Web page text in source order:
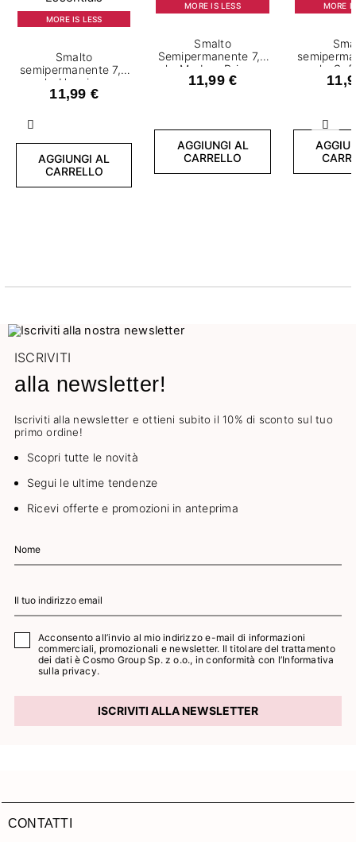
Precedente
MORE IS LESS
Smalto
semipermanente 7,2
ml - Happiness
Essentials
11,99 €
AGGIUNGI AL
CARRELLO
MORE IS LESS
Smalto
Semipermanente 7,2
ml - Modern Princess
11,99 €
AGGIUNGI AL
CARRELLO
MORE
ml -
ISCRIVITI
alla newsletter!
Iscriviti alla newsletter e ottieni subito il 10% di sconto sul tuo
primo ordine!
Scopri tutte le novità
Segui le ultime tendenze
Ricevi offerte e promozioni in anteprima
Acconsento all’invio al mio indirizzo e-mail di informazioni
commerciali, promozionali e newsletter. Il titolare del trattamento
dei dati è Cosmo Group Sp. z o.o., in conformità con l’Informativa
sulla privacy.
ISCRIVITI ALLA NEWSLETTER
CONTATTI